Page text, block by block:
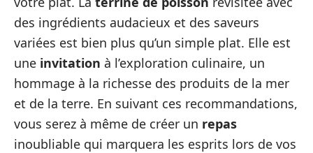
des ingrédients audacieux et des saveurs
variées est bien plus qu’un simple plat. Elle est
une invitation à l’exploration culinaire, un
hommage à la richesse des produits de la mer
et de la terre. En suivant ces recommandations,
vous serez à même de créer un repas
inoubliable qui marquera les esprits lors de vos